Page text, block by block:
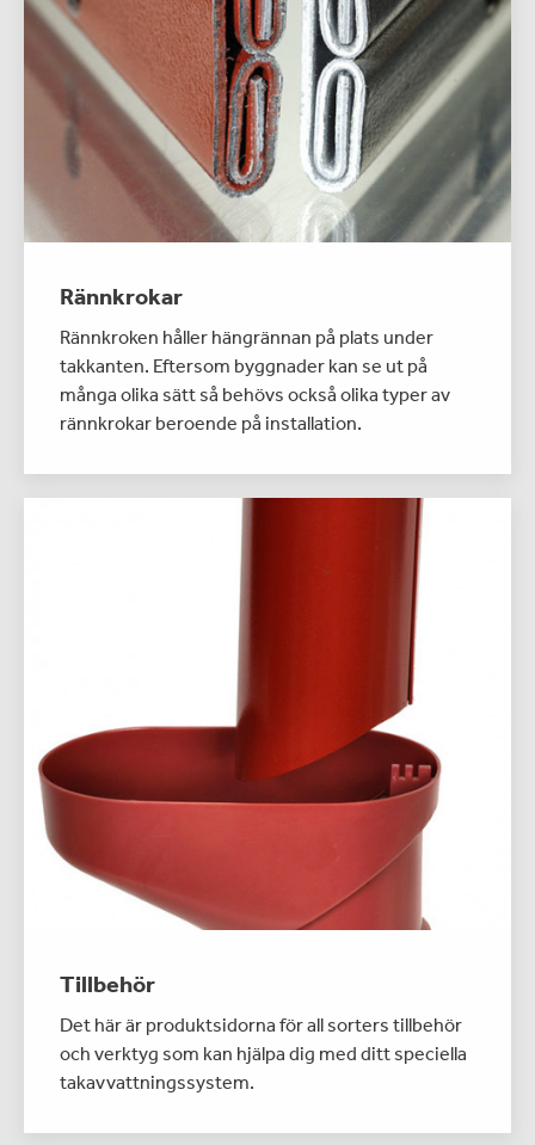
Rännkrokar
Rännkroken håller hängrännan på plats under
takkanten. Eftersom byggnader kan se ut på
många olika sätt så behövs också olika typer av
rännkrokar beroende på installation.
Tillbehör
Det här är produktsidorna för all sorters tillbehör
och verktyg som kan hjälpa dig med ditt speciella
takavvattningssystem.